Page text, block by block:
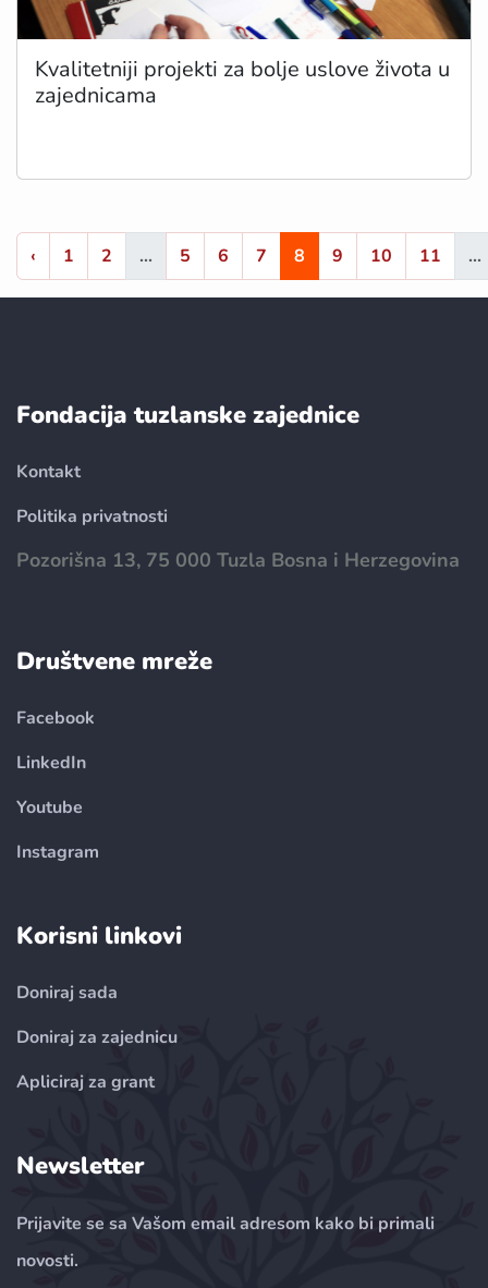
Kvalitetniji projekti za bolje uslove života u
zajednicama
‹ 1 2 ... 5 6 7 8 9 10 11 ...
Fondacija tuzlanske zajednice
Kontakt
Politika privatnosti
Pozorišna 13, 75 000 Tuzla Bosna i Herzegovina
Društvene mreže
Facebook
LinkedIn
Youtube
Instagram
Korisni linkovi
Doniraj sada
Doniraj za zajednicu
Apliciraj za grant
Newsletter
Prijavite se sa Vašom email adresom kako bi primali
novosti.